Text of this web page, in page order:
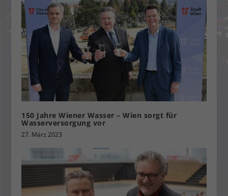
150 Jahre Wiener Wasser – Wien sorgt für
Wasserversorgung vor
27. März 2023